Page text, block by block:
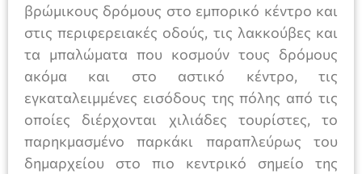
βρώμικους δρόμους στο εμπορικό κέντρο και
στις περιφερειακές οδούς, τις λακκούβες και
τα μπαλώματα που κοσμούν τους δρόμους
ακόμα και στο αστικό κέντρο, τις
εγκαταλειμμένες εισόδους της πόλης από τις
οποίες διέρχονται χιλιάδες τουρίστες, το
παρηκμασμένο παρκάκι παραπλεύρως του
δημαρχείου στο πιο κεντρικό σημείο της